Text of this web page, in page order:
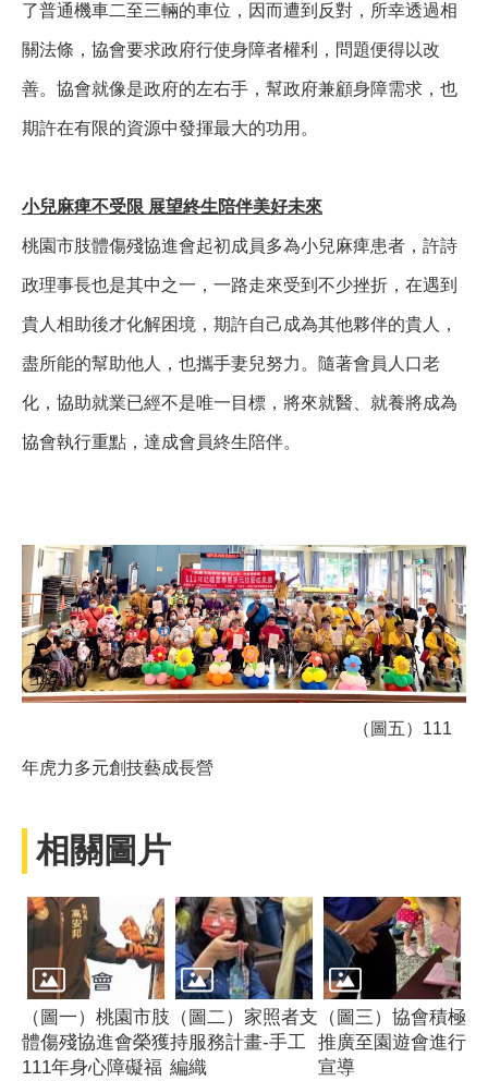
了普通機車二至三輛的車位，因而遭到反對，所幸透過相
關法條，協會要求政府行使身障者權利，問題便得以改
善。協會就像是政府的左右手，幫政府兼顧身障需求，也
期許在有限的資源中發揮最大的功用。
小兒麻痺不受限 展望終生陪伴美好未來
桃園市肢體傷殘協進會起初成員多為小兒麻痺患者，許詩
政理事長也是其中之一，一路走來受到不少挫折，在遇到
貴人相助後才化解困境，期許自己成為其他夥伴的貴人，
盡所能的幫助他人，也攜手妻兒努力。隨著會員人口老
化，協助就業已經不是唯一目標，將來就醫、就養將成為
協會執行重點，達成會員終生陪伴。
（圖五）111
年虎力多元創技藝成長營
相關圖片
（圖一）桃園市肢
體傷殘協進會榮獲
111年身心障礙福
（圖二）家照者支
持服務計畫-手工
編織
（圖三）協會積極
推廣至園遊會進行
宣導